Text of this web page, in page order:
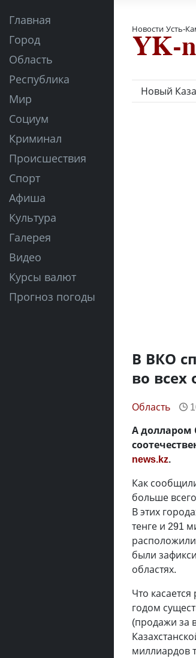
Главная
Город
Область
Республика
Мир
Социум
Криминал
Происшествия
Спорт
Афиша
Культура
Галерея
Видео
Курсы валют
Прогноз погоды
Новости Усть-
Новый
В ВКО
во всех
Область
А долларом
news.kz.
Как
больше
В этих
тенге и 291
были
областях.
Что
годом
(продажи за
миллиардов